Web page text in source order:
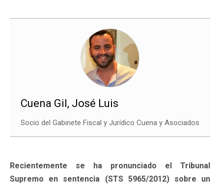
Cuena Gil, José Luis
Socio del Gabinete Fiscal y Jurídico Cuena y Asociados
Recientemente se ha pronunciado el Tribunal
Supremo en sentencia (STS 5965/2012) sobre un